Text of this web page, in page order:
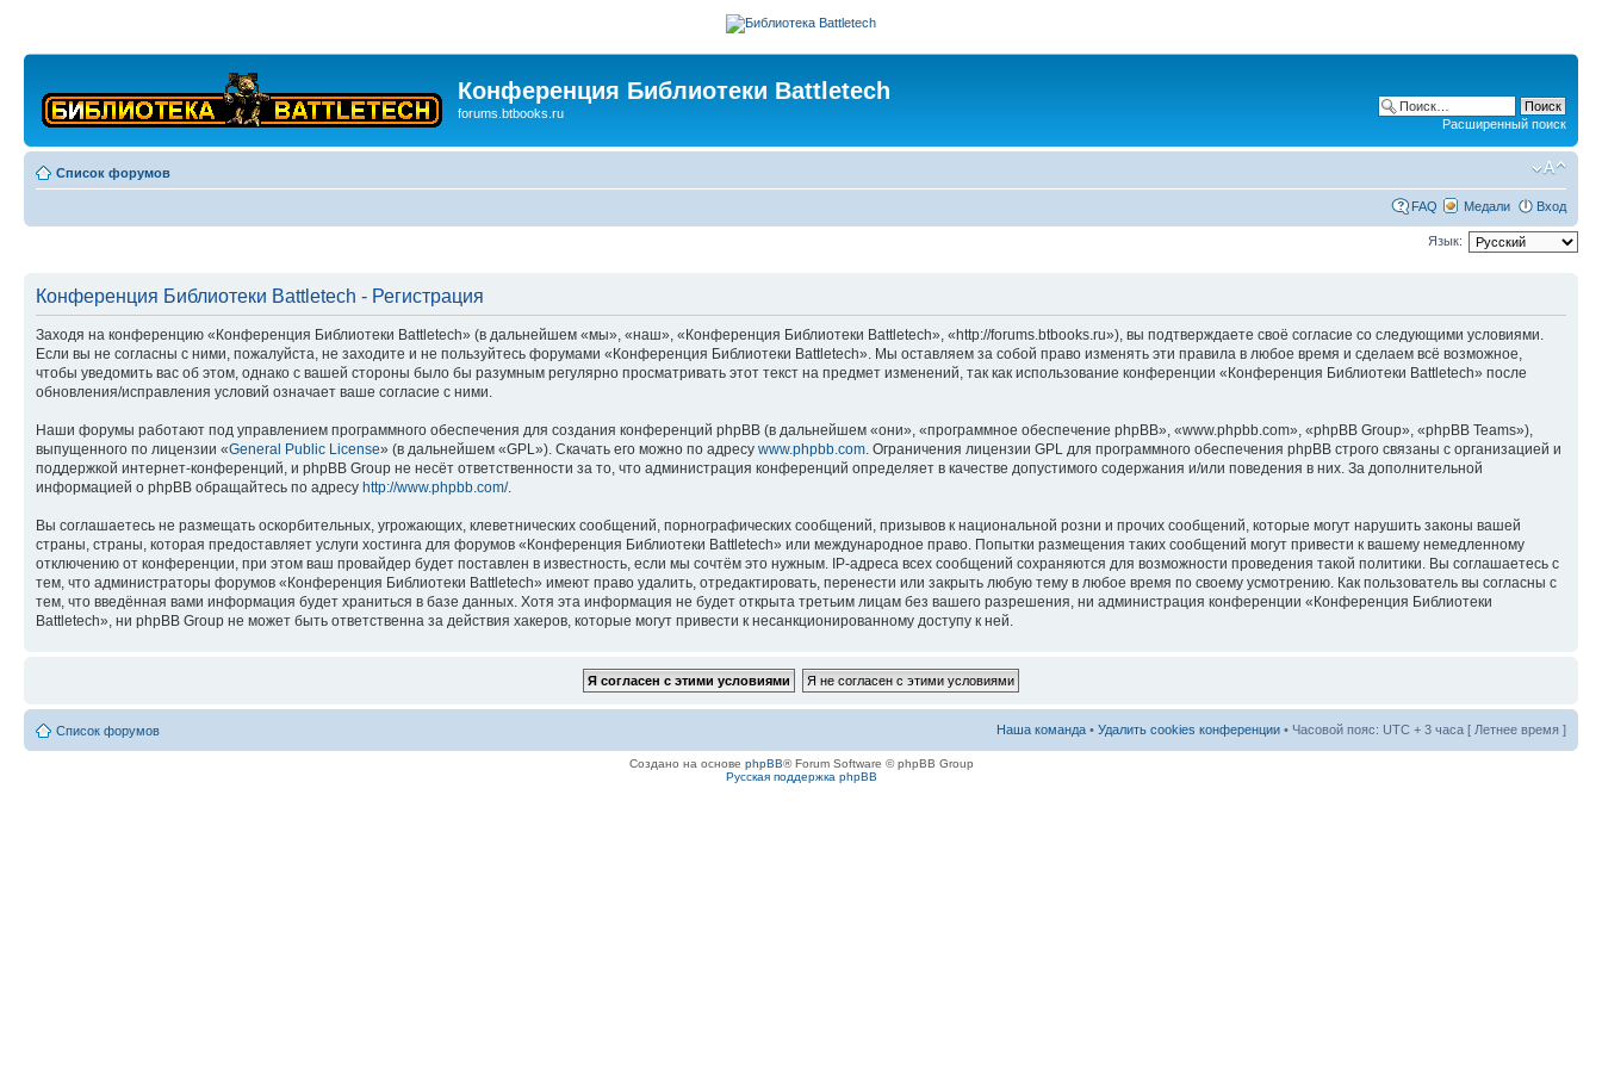
Конференция Библиотеки Battletech
forums.btbooks.ru
Расширенный поиск
Список форумов
FAQ Медали Вход
Язык:
Конференция Библиотеки Battletech - Регистрация
Заходя на конференцию «Конференция Библиотеки Battletech» (в дальнейшем «мы», «наш», «Конференция Библиотеки Battletech», «http://forums.btbooks.ru»), вы подтверждаете своё согласие со следующими условиями.
Если вы не согласны с ними, пожалуйста, не заходите и не пользуйтесь форумами «Конференция Библиотеки Battletech». Мы оставляем за собой право изменять эти правила в любое время и сделаем всё возможное,
чтобы уведомить вас об этом, однако с вашей стороны было бы разумным регулярно просматривать этот текст на предмет изменений, так как использование конференции «Конференция Библиотеки Battletech» после
обновления/исправления условий означает ваше согласие с ними.
Наши форумы работают под управлением программного обеспечения для создания конференций phpBB (в дальнейшем «они», «программное обеспечение phpBB», «www.phpbb.com», «phpBB Group», «phpBB Teams»),
выпущенного по лицензии «General Public License» (в дальнейшем «GPL»). Скачать его можно по адресу www.phpbb.com . Ограничения лицензии GPL для программного обеспечения phpBB строго связаны с организацией и
поддержкой интернет-конференций, и phpBB Group не несёт ответственности за то, что администрация конференций определяет в качестве допустимого содержания и/или поведения в них. За дополнительной
информацией о phpBB обращайтесь по адресу http://www.phpbb.com/.
Вы соглашаетесь не размещать оскорбительных, угрожающих, клеветнических сообщений, порнографических сообщений, призывов к национальной розни и прочих сообщений, которые могут нарушить законы вашей
страны, страны, которая предоставляет услуги хостинга для форумов «Конференция Библиотеки Battletech» или международное право. Попытки размещения таких сообщений могут привести к вашему немедленному
отключению от конференции, при этом ваш провайдер будет поставлен в известность, если мы сочтём это нужным. IP-адреса всех сообщений сохраняются для возможности проведения такой политики. Вы соглашаетесь с
тем, что администраторы форумов «Конференция Библиотеки Battletech» имеют право удалить, отредактировать, перенести или закрыть любую тему в любое время по своему усмотрению. Как пользователь вы согласны с
тем, что введённая вами информация будет храниться в базе данных. Хотя эта информация не будет открыта третьим лицам без вашего разрешения, ни администрация конференции «Конференция Библиотеки
Battletech», ни phpBB Group не может быть ответственна за действия хакеров, которые могут привести к несанкционированному доступу к ней.
Список форумов Наша команда • Удалить cookies конференции • Часовой пояс: UTC + 3 часа [ Летнее время ]
Создано на основе phpBB® Forum Software © phpBB Group
Русская поддержка phpBB